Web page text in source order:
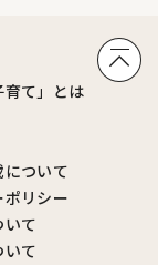
育て」とは
ついて
ポリシー
いて
いて